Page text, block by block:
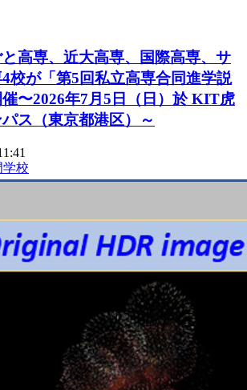
高専、近大高専、国際高専、サ
校が「第5回私立高専合同進学説
〜2026年7月5日（日）於 KIT虎
ス（東京都港区）～
学校